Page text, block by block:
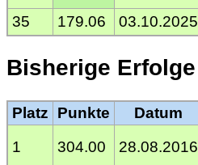
35
179.06 03.10.2025
Bisherige Erfolge
Platz Punkte Datum
1
304.00 28.08.2016